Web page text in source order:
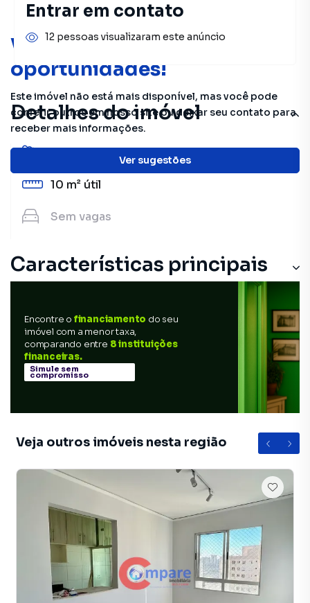
Você pode encontrar novas
oportunidades!
Este imóvel não está mais disponível, mas você pode
conferir outros em nosso site ou deixar seu contato para
receber mais informações.
Ver sugestões
Detalhes do imóvel
10 m² útil
Sem vagas
Características principais
Encontre o financiamento do seu
imóvel com a menor taxa,
comparando entre 8 instituições
financeiras.
Simule sem
compromisso
Veja outros imóveis nesta região
Entrar em contato
12 pessoas visualizaram este anúncio